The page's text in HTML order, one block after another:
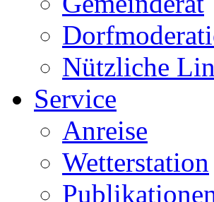
Nützliche
Service
Anreise
Wetterstation